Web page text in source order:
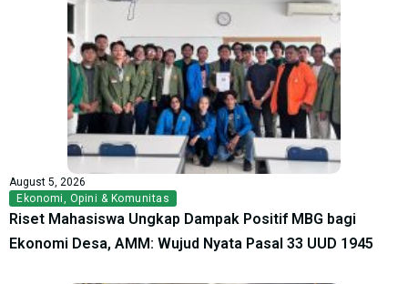
August 5, 2026
Ekonomi, Opini & Komunitas
Riset Mahasiswa Ungkap Dampak Positif MBG bagi
Ekonomi Desa, AMM: Wujud Nyata Pasal 33 UUD 1945